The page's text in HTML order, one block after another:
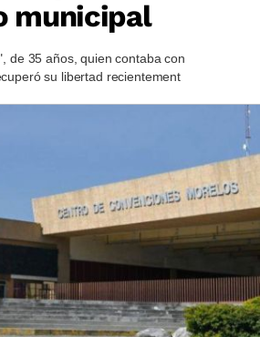
municipal
de 35 años, quien contaba con
su libertad recientement